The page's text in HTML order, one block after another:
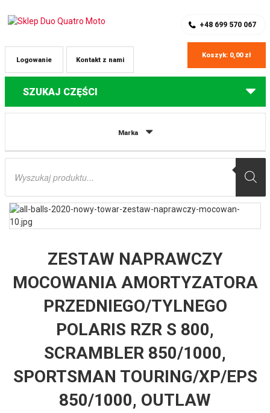
+48 699 570 067
Kontakt z nami
Logowanie
Koszyk: 0,00 zł
SZUKAJ CZĘŚCI
Marka
Wyszukiwarka
Części do quadów Polaris
SCRAMBLER 850/1000, SPORTSMAN TOURING/XP/EPS 850/1000, OUTLAW
ZESTAW NAPRAWCZY
MOCOWANIA AMORTYZATORA
PRZEDNIEGO/TYLNEGO
POLARIS RZR S 800,
SCRAMBLER 850/1000,
SPORTSMAN TOURING/XP/EPS
850/1000, OUTLAW